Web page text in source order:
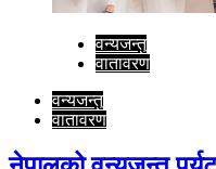
वन्यजन्तु
वातावरण
वन्यजन्तु
वातावरण